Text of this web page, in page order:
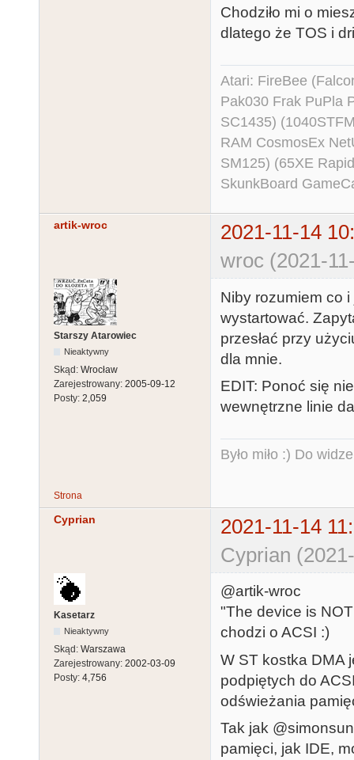
Chodziło mi o
dlatego że TOS i
Atari: FireBee
Pak030 Frak PuPla
SC1435)
RAM CosmosEx
SM125) (65XE
SkunkBoard
artik-wroc
2021-11-14
wroc (2021-
Starszy Atarowiec
Nieaktywny
Skąd: Wrocław
Zarejestrowany: 2005-09-12
Posty: 2,059
Niby rozumiem co
wystartować.
przesłać przy
dla mnie.
EDIT: Ponoć się
wewnętrzne linie
Było miło :) Do
Strona
Cyprian
2021-11-14
Cyprian
Kasetarz
Nieaktywny
Skąd: Warszawa
Zarejestrowany: 2002-03-09
Posty: 4,756
@artik-wroc
"The device is
chodzi o ACSI :)
W ST kostka DMA
podpiętych do
odświeżania
Tak jak
pamięci, jak IDE,